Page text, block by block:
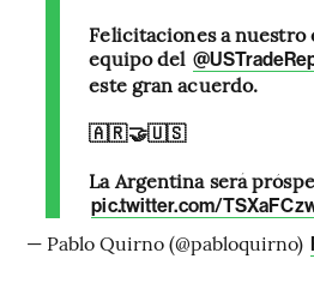
Felicitaciones a nuestro
equipo del
este gran acuerdo.
🇦🇷🤝🇺🇸
La Argentina será
pic.twitter.com/
— Pablo Quirno (@pabloquirno)